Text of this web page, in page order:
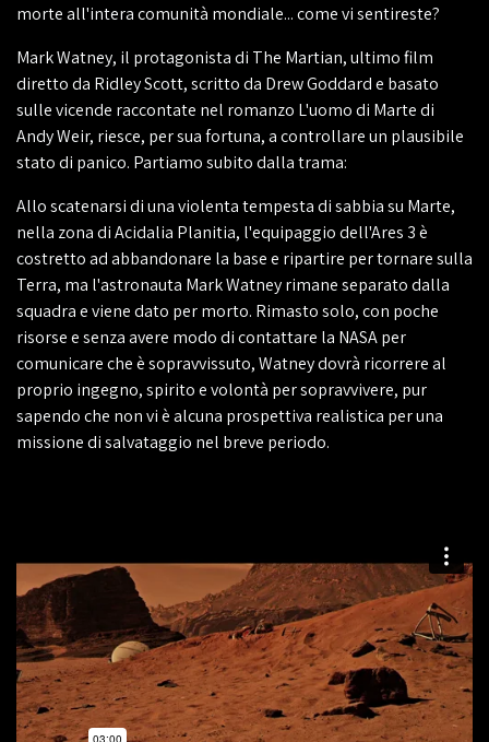
morte all'intera comunità mondiale... come vi sentireste?
Mark Watney, il protagonista di The Martian, ultimo film
diretto da Ridley Scott, scritto da Drew Goddard e basato
sulle vicende raccontate nel romanzo L'uomo di Marte di
Andy Weir, riesce, per sua fortuna, a controllare un plausibile
stato di panico. Partiamo subito dalla trama:
Allo scatenarsi di una violenta tempesta di sabbia su Marte,
nella zona di Acidalia Planitia, l'equipaggio dell'Ares 3 è
costretto ad abbandonare la base e ripartire per tornare sulla
Terra, ma l'astronauta Mark Watney rimane separato dalla
squadra e viene dato per morto. Rimasto solo, con poche
risorse e senza avere modo di contattare la NASA per
comunicare che è sopravvissuto, Watney dovrà ricorrere al
proprio ingegno, spirito e volontà per sopravvivere, pur
sapendo che non vi è alcuna prospettiva realistica per una
missione di salvataggio nel breve periodo.